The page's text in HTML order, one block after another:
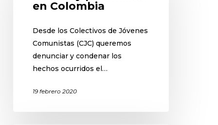
en Colombia
Desde los Colectivos de Jóvenes
Comunistas (CJC) queremos
denunciar y condenar los
hechos ocurridos el…
19 febrero 2020